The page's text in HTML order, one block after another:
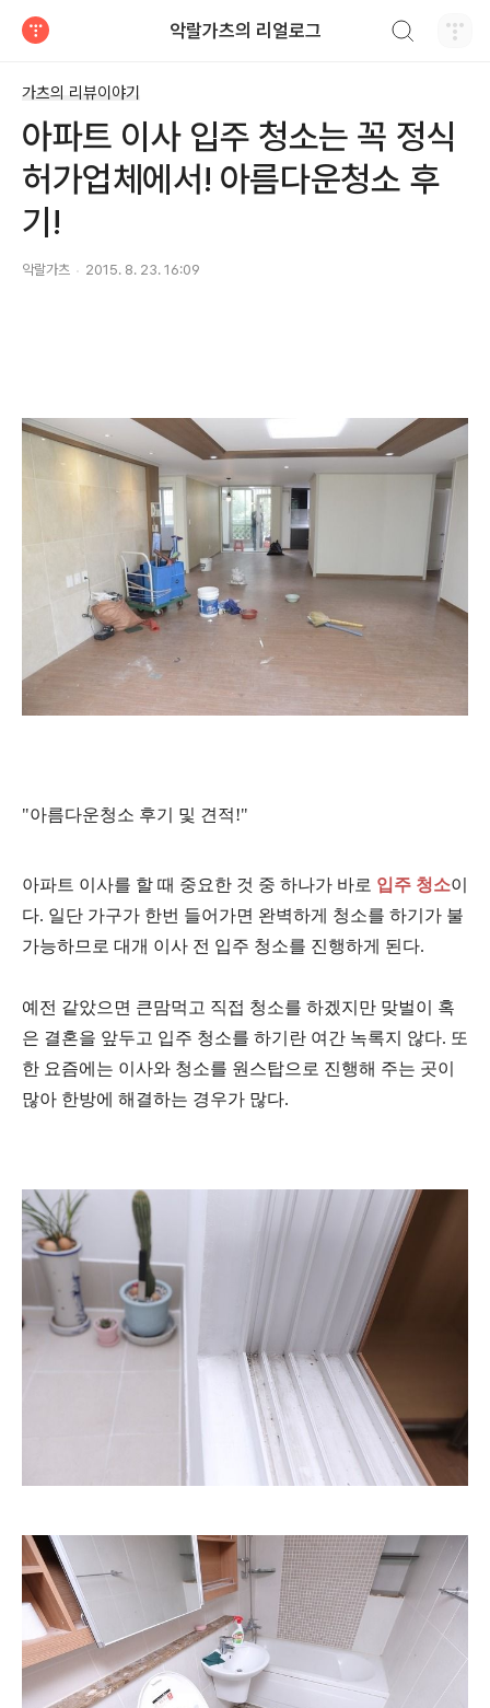
악랄가츠의 리얼로그
가츠의 리뷰이야기
아파트 이사 입주 청소는 꼭 정식
허가업체에서! 아름다운청소 후
기!
악랄가츠 2015. 8. 23. 16:09
"아름다운청소 후기 및 견적!"
아파트 이사를 할 때 중요한 것 중 하나가 바로 입주 청소이
다. 일단 가구가 한번 들어가면 완벽하게 청소를 하기가 불
가능하므로 대개 이사 전 입주 청소를 진행하게 된다.
예전 같았으면 큰맘먹고 직접 청소를 하겠지만 맞벌이 혹
은 결혼을 앞두고 입주 청소를 하기란 여간 녹록지 않다. 또
한 요즘에는 이사와 청소를 원스탑으로 진행해 주는 곳이
많아 한방에 해결하는 경우가 많다.